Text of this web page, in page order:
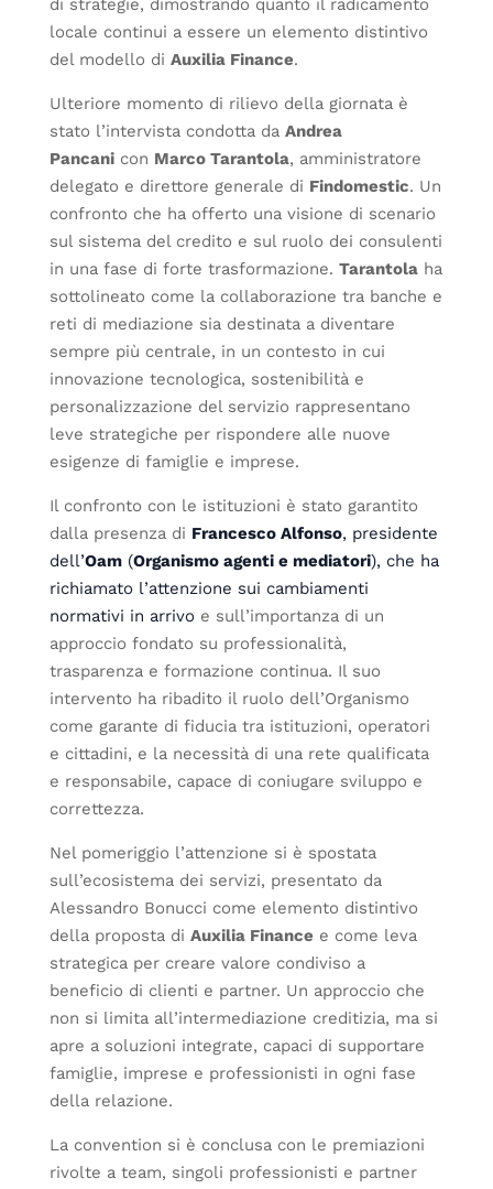
di strategie, dimostrando quanto il radicamento
locale continui a essere un elemento distintivo
del modello di Auxilia Finance.
Ulteriore momento di rilievo della giornata è
stato l’intervista condotta da Andrea
Pancani con Marco Tarantola, amministratore
delegato e direttore generale di Findomestic. Un
confronto che ha offerto una visione di scenario
sul sistema del credito e sul ruolo dei consulenti
in una fase di forte trasformazione. Tarantola ha
sottolineato come la collaborazione tra banche e
reti di mediazione sia destinata a diventare
sempre più centrale, in un contesto in cui
innovazione tecnologica, sostenibilità e
personalizzazione del servizio rappresentano
leve strategiche per rispondere alle nuove
esigenze di famiglie e imprese.
Il confronto con le istituzioni è stato garantito
dalla presenza di Francesco Alfonso, presidente
dell’Oam (Organismo agenti e mediatori), che ha
richiamato l’attenzione sui cambiamenti
normativi in arrivo e sull’importanza di un
approccio fondato su professionalità,
trasparenza e formazione continua. Il suo
intervento ha ribadito il ruolo dell’Organismo
come garante di fiducia tra istituzioni, operatori
e cittadini, e la necessità di una rete qualificata
e responsabile, capace di coniugare sviluppo e
correttezza.
Nel pomeriggio l’attenzione si è spostata
sull’ecosistema dei servizi, presentato da
Alessandro Bonucci come elemento distintivo
della proposta di Auxilia Finance e come leva
strategica per creare valore condiviso a
beneficio di clienti e partner. Un approccio che
non si limita all’intermediazione creditizia, ma si
apre a soluzioni integrate, capaci di supportare
famiglie, imprese e professionisti in ogni fase
della relazione.
La convention si è conclusa con le premiazioni
rivolte a team, singoli professionisti e partner